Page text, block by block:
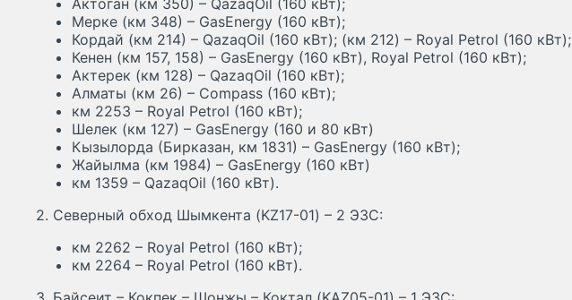
Актоган (км 350) – QazaqOil (160 кВт);
Мерке (км 348) – GasEnergy (160 кВт);
Кордай (км 214) – QazaqOil (160 кВт); (км 212) – Royal Petrol (160 кВт);
Кенен (км 157, 158) – GasEnergy (160 кВт), Royal Petrol (160 кВт);
Актерек (км 128) – QazaqOil (160 кВт);
Алматы (км 26) – Compass (160 кВт);
км 2253 – Royal Petrol (160 кВт);
Шелек (км 127) – GasEnergy (160 и 80 кВт)
Кызылорда (Бирказан, км 1831) – GasEnergy (160 кВт);
Жайылма (км 1984) – GasEnergy (160 кВт)
км 1359 – QazaqOil (160 кВт).
2. Северный обход Шымкента (KZ17-01) – 2 ЭЗС:
км 2262 – Royal Petrol (160 кВт);
км 2264 – Royal Petrol (160 кВт).